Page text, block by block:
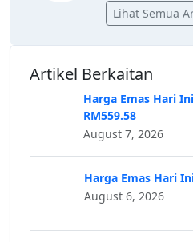
Lihat Semua
Artikel Berkaitan
Harga Emas Hari
RM559.58
August 7, 2026
Harga Emas Hari
August 6, 2026